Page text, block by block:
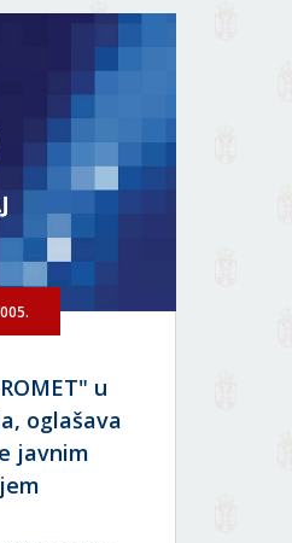
u
oglašava
javnim